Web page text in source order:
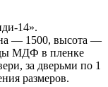
14».
— 1500, высота —
МДФ в пленке
за дверьми по 1
размеров.